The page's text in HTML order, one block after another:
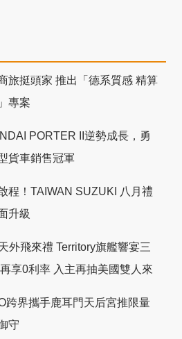
旅挺頭家 推出「德系質感 精算
專案
PORTER II逆勢成長，勇
貨車銷售冠軍
程！TAIWAN SUZUKI 八月禮
升級
外飛來禮 Territory旗艦響宴三
享0利率 入主再抽美國雙人來
跨界攜手鹿耳門天后宮推限量
守